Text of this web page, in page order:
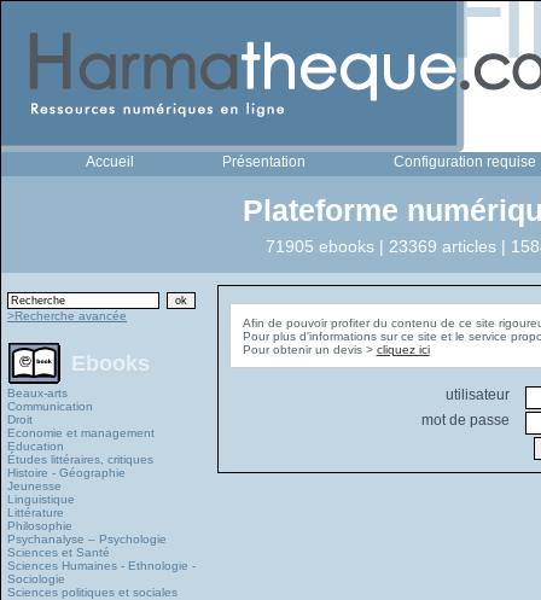
Accueil Présentation Configuration requise
Plateforme
71905 ebooks | 23369 articles |
>Recherche avancée
Ebooks
Beaux-arts
Communication
Droit
Economie et management
Education
Études littéraires, critiques
Histoire - Géographie
Jeunesse
Linguistique
Littérature
Philosophie
Psychanalyse – Psychologie
Sciences et Santé
Sciences Humaines - Ethnologie -
Sociologie
Sciences politiques et sociales
Afin de pouvoir profiter du contenu de ce site
Pour plus d'informations sur ce site et le service
Pour obtenir un devis > cliquez ici
utilisateur
mot de passe